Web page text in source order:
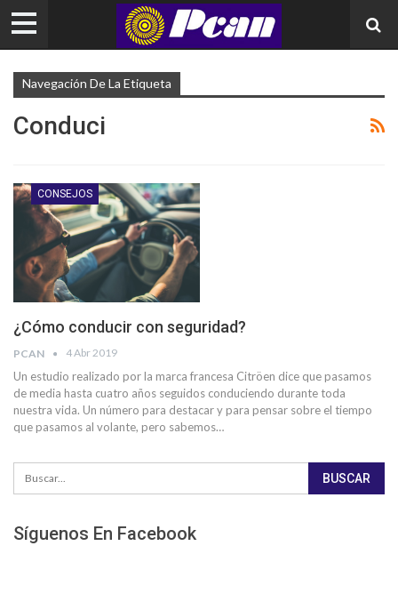
Navegación De La Etiqueta
Conduci
CONSEJOS
¿Cómo conducir con seguridad?
PCAN 4 Abr 2019
Un estudio realizado por la marca francesa Citröen dice que pasamos
de media hasta cuatro años seguidos conduciendo durante toda
nuestra vida. Un número para destacar y para pensar sobre el tiempo
que pasamos al volante, pero sabemos…
Síguenos En Facebook